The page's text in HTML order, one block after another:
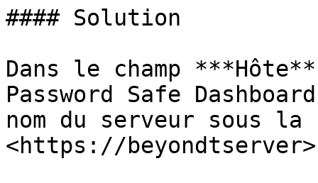
#### Solution
Dans le champ
Password Safe
nom du serveur sous la
<https://